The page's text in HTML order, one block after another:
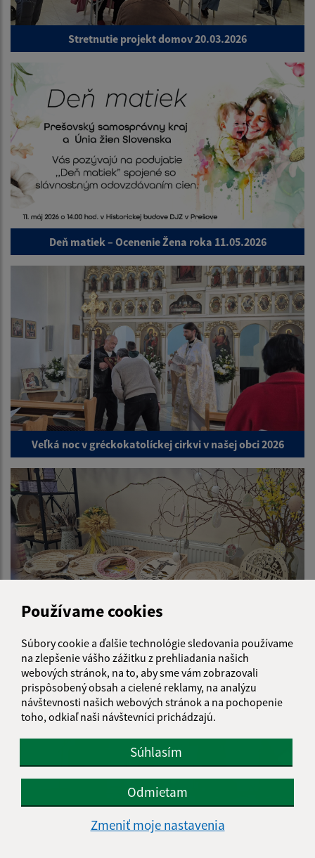
Používame cookies
Súbory cookie a ďalšie technológie sledovania používame
na zlepšenie vášho zážitku z prehliadania našich
webových stránok, na to, aby sme vám zobrazovali
prispôsobený obsah a cielené reklamy, na analýzu
návštevnosti našich webových stránok a na pochopenie
toho, odkiaľ naši návštevníci prichádzajú.
Súhlasím
Odmietam
Zmeniť moje nastavenia
Stretnutie projekt domov 20.03.2026
Deň matiek – Ocenenie Žena roka 11.05.2026
Veľká noc v gréckokatolíckej cirkvi v našej obci 2026
Veľkonočné tvorivé dielne 18.03.2026